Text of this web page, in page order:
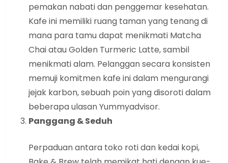
pemakan nabati dan penggemar kesehatan.
Kafe ini memiliki ruang taman yang tenang di
mana para tamu dapat menikmati Matcha
Chai atau Golden Turmeric Latte, sambil
menikmati alam. Pelanggan secara konsisten
memuji komitmen kafe ini dalam mengurangi
jejak karbon, sebuah poin yang disoroti dalam
beberapa ulasan Yummyadvisor.
Panggang & Seduh
Perpaduan antara toko roti dan kedai kopi,